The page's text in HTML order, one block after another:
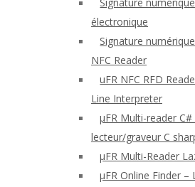
électronique
Signature
NFC Reader
uFR NFC RFD
Line Interpreter
μFR Multi-reader C#
lecteur/graveur C
μFR Multi-Reader
μFR Online Finder